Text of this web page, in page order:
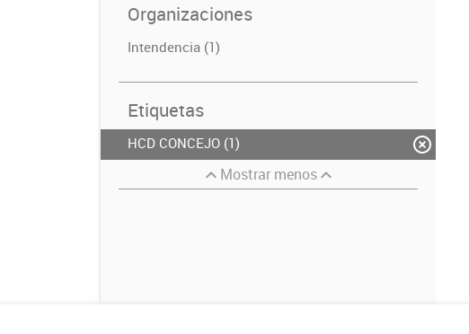
Organizaciones
Intendencia (1)
Etiquetas
HCD CONCEJO (1)
Mostrar menos